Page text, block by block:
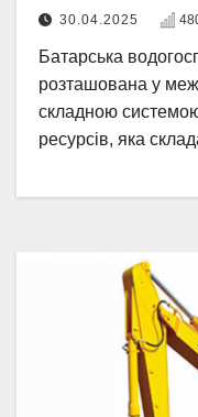
30.04.2025
Батарська
розташована у
складною
ресурсів, яка